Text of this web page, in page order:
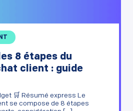
8 étapes du
client : guide
🛒 Résumé express Le
se compose de 8 étapes